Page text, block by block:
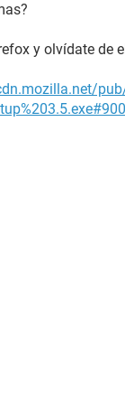
y olvídate de